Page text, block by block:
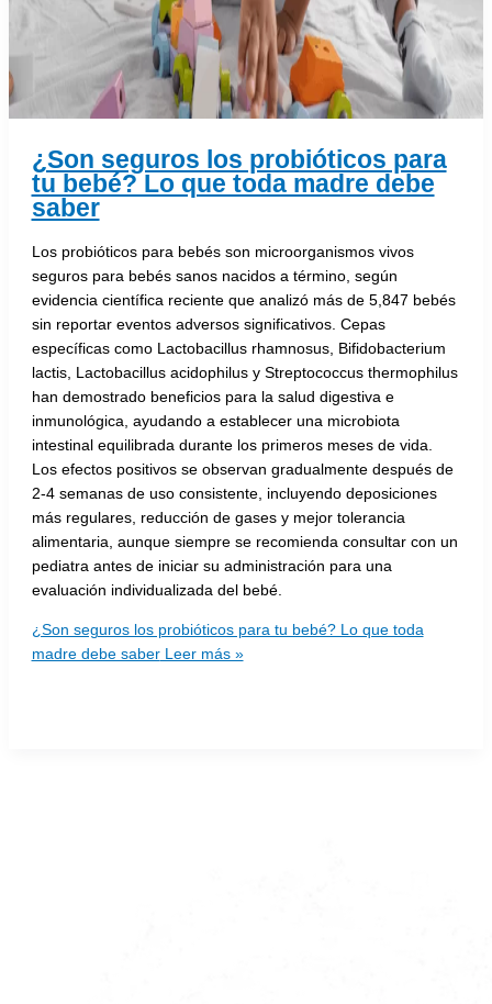
¿Son seguros los probióticos para
tu bebé? Lo que toda madre debe
saber
Los probióticos para bebés son microorganismos vivos
seguros para bebés sanos nacidos a término, según
evidencia científica reciente que analizó más de 5,847 bebés
sin reportar eventos adversos significativos. Cepas
específicas como Lactobacillus rhamnosus, Bifidobacterium
lactis, Lactobacillus acidophilus y Streptococcus thermophilus
han demostrado beneficios para la salud digestiva e
inmunológica, ayudando a establecer una microbiota
intestinal equilibrada durante los primeros meses de vida.
Los efectos positivos se observan gradualmente después de
2-4 semanas de uso consistente, incluyendo deposiciones
más regulares, reducción de gases y mejor tolerancia
alimentaria, aunque siempre se recomienda consultar con un
pediatra antes de iniciar su administración para una
evaluación individualizada del bebé.
¿Son seguros los probióticos para tu bebé? Lo que toda
madre debe saberLeer más »